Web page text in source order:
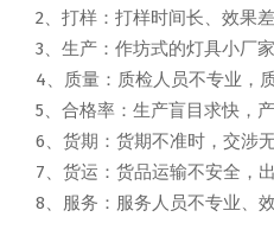
2、打样：打样时间长、效果
3、生产：作坊式的灯具小厂
4、质量：质检人员不专业，
5、合格率：生产盲目求快，
6、货期：货期不准时，交涉
7、货运：货品运输不安全，
8、服务：服务人员不专业、